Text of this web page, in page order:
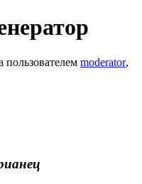
пользователем moderator,